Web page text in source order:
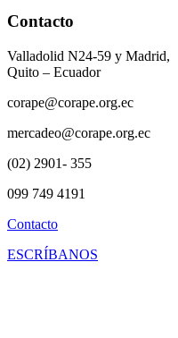
Contacto
Valladolid N24-59 y Madrid,
Quito – Ecuador
corape@corape.org.ec
mercadeo@corape.org.ec
(02) 2901- 355
099 749 4191
Contacto
ESCRÍBANOS